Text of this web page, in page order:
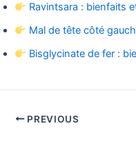
Ravintsara : bienfaits
Mal de tête côté
Bisglycinate de fer :
PREVIOUS